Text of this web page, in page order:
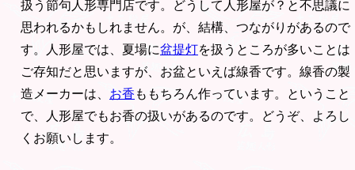
扱う節句人形専門店です。どうして人形屋が？と不思議に
思われるかもしれません。が、結構、つながりがあるので
す。人形屋では、夏場に盆提灯を扱うところが多いことは
ご存知だと思いますが、お盆といえば線香です。線香の製
造メーカーは、 お香 ももちろん作っています。ということ
で、人形屋でもお香の扱いがあるのです。どうぞ、よろし
くお願いします。